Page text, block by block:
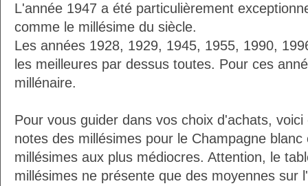
L'année 1947 a été particulièrement
comme le millésime du siècle.
Les années 1928, 1929, 1945, 1955, 1990,
les meilleures par dessus toutes. Pour ces
millénaire.
Pour vous guider dans vos choix d'achats,
notes des millésimes pour le Champagne
millésimes aux plus médiocres. Attention, le
millésimes ne présente que des moyennes sur